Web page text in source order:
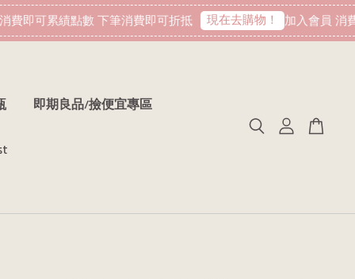
即可累績點數 下筆消費即可折抵 現在去購物！ 加入會員 消費
即期良品/撿便宜專區